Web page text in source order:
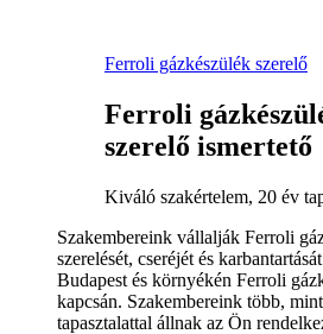
Ferroli gázkészülék szerelő
Ferroli
szerelő ismertető
Kiváló szakértelem, 20 év
Szakembereink vállalják Ferroli
szerelését, cseréjét és
Budapest és környékén Ferroli
kapcsán. Szakembereink több,
tapasztalattal állnak az Ön